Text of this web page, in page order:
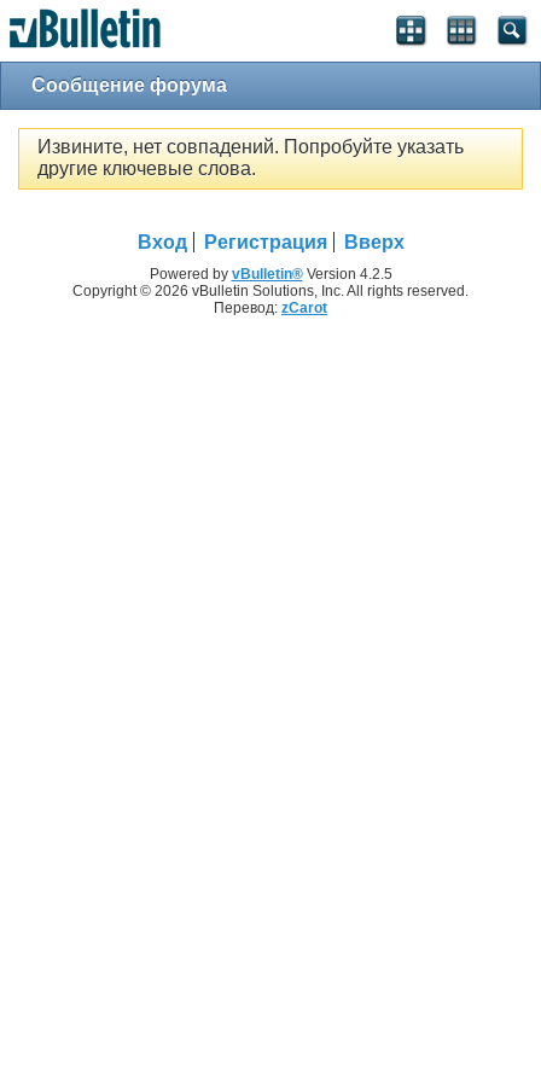
Сообщение форума
Извините, нет совпадений. Попробуйте указать
другие ключевые слова.
Вход Регистрация Вверх
Powered by vBulletin®Version 4.2.5
Copyright © 2026 vBulletin Solutions, Inc. All rights reserved.
Перевод: zCarot